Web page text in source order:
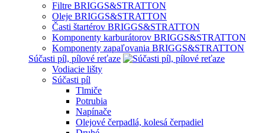
Filtre BRIGGS&STRATTON
Oleje BRIGGS&STRATTON
Časti štartérov BRIGGS&STRATTON
Komponenty karburátorov BRIGGS&STRATTON
Komponenty zapaľovania BRIGGS&STRATTON
Súčasti píl, pílové reťaze
Vodiacie lišty
Súčasti píl
Tlmiče
Potrubia
Napínače
Olejové čerpadlá, kolesá čerpadiel